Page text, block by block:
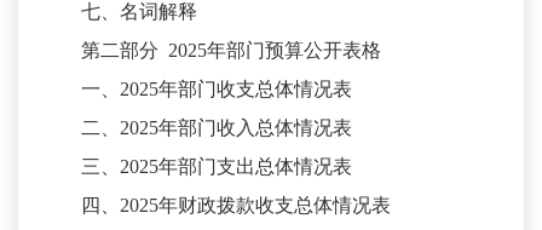
七、名词解释
第二部分 2025年部门预算公开表格
一、 2025年部门收支总体情况表
二、 2025年部门收入总体情况表
三、 2025年部门支出总体情况表
四、 2025年财政拨款收支总体情况表